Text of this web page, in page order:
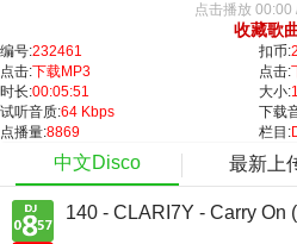
点击播放 00:00
收藏歌
编号:232461 扣币:
点击:下载MP3 点击:
时长:00:05:51 大小:
试听音质:64 Kbps 下载
点播量:8869 栏目:
中文Disco 最新上
140 - CLARI7Y - Carry On